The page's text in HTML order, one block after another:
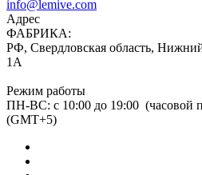
info@lemive.com
Адрес
ФАБРИКА:
РФ, Свердловская область,
1А
Режим работы
ПН-ВС: с 10:00 до 19:00 (часовой
(GMT+5)